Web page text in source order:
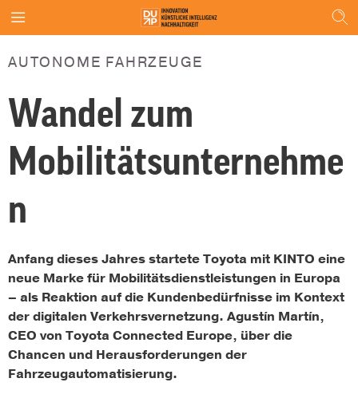
AUTONOME FAHRZEUGE
Wandel zum
Mobilitätsunternehme
n
Anfang dieses Jahres startete Toyota mit KINTO eine
neue Marke für Mobilitätsdienstleistungen in Europa
– als Reaktion auf die Kundenbedürfnisse im Kontext
der digitalen Verkehrsvernetzung. Agustín Martín,
CEO von Toyota Connected Europe, über die
Chancen und Herausforderungen der
Fahrzeugautomatisierung.